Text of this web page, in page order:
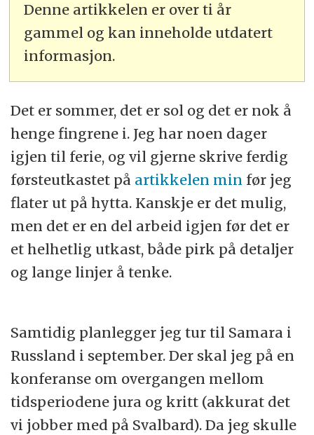
Denne artikkelen er over ti år
gammel og kan inneholde utdatert
informasjon.
Det er sommer, det er sol og det er nok å
henge fingrene i. Jeg har noen dager
igjen til ferie, og vil gjerne skrive ferdig
førsteutkastet på artikkelen min før jeg
flater ut på hytta. Kanskje er det mulig,
men det er en del arbeid igjen før det er
et helhetlig utkast, både pirk på detaljer
og lange linjer å tenke.
Samtidig planlegger jeg tur til Samara i
Russland i september. Der skal jeg på en
konferanse om overgangen mellom
tidsperiodene jura og kritt (akkurat det
vi jobber med på Svalbard). Da jeg skulle